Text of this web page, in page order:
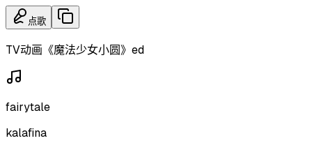
点歌
TV动画《魔法少女小圆》ed
fairytale
kalafina